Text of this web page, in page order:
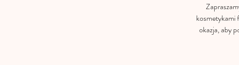
kosmetykami
okazja, aby